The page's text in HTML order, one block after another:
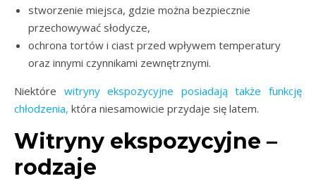
stworzenie miejsca, gdzie można bezpiecznie
przechowywać słodycze,
ochrona tortów i ciast przed wpływem temperatury
oraz innymi czynnikami zewnętrznymi.
Niektóre witryny ekspozycyjne posiadają także funkcję
chłodzenia, która niesamowicie przydaje się latem.
Witryny ekspozycyjne –
rodzaje